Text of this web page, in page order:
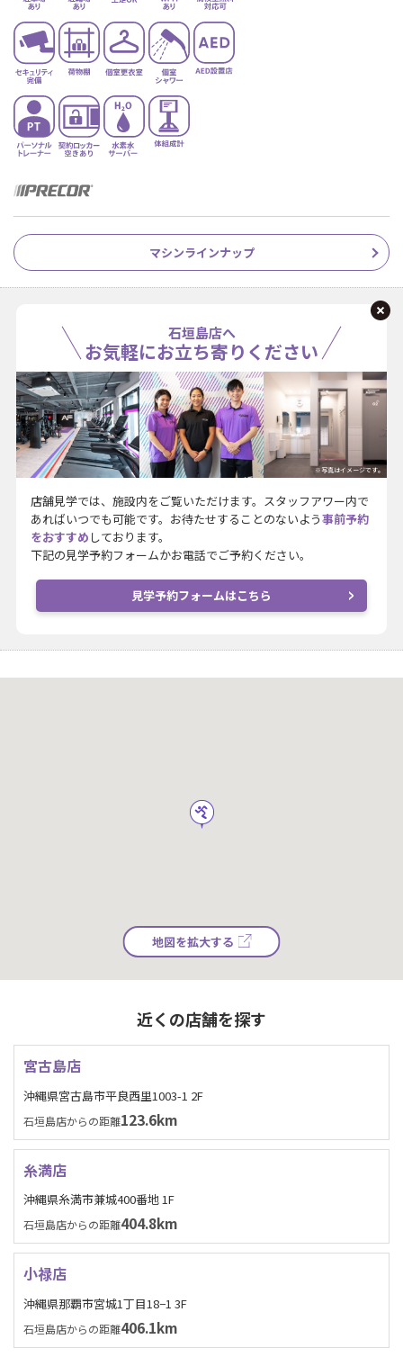
マシンラインナップ
石垣島店へ
お気軽にお立ち寄りください
※写真はイメージです。
店舗見学では、施設内をご覧いただけます。スタッフアワー内で
あればいつでも可能です。お待たせすることのないよう事前予約
をおすすめ しております。
下記の見学予約フォームかお電話でご予約ください。
見学予約フォームはこちら
地図を拡大する
近くの店舗を探す
宮古島店
沖縄県宮古島市平良西里1003-1 2F
石垣島店からの距離123.6km
糸満店
沖縄県糸満市兼城400番地 1F
石垣島店からの距離404.8km
小禄店
沖縄県那覇市宮城1丁目18−1 3F
石垣島店からの距離406.1km